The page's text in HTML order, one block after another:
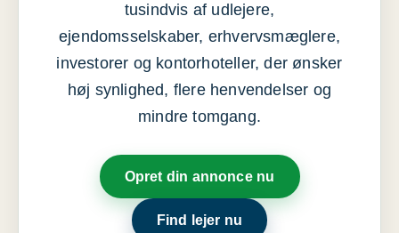
tusindvis af udlejere,
ejendomsselskaber, erhvervsmæglere,
investorer og kontorhoteller, der ønsker
høj synlighed, flere henvendelser og
mindre tomgang.
Opret din annonce nu
Find lejer nu